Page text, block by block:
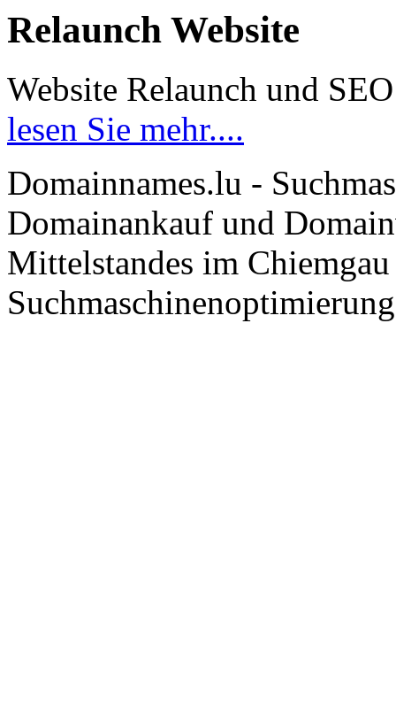
Relaunch Website
Website Relaunch und SEO
lesen Sie mehr....
Domainnames.lu -
Domainankauf und
Mittelstandes im
Suchmaschinenoptimierung